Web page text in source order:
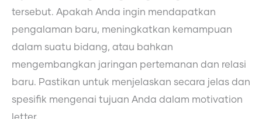
tersebut. Apakah Anda ingin mendapatkan
pengalaman baru, meningkatkan kemampuan
dalam suatu bidang, atau bahkan
mengembangkan jaringan pertemanan dan relasi
baru. Pastikan untuk menjelaskan secara jelas dan
spesifik mengenai tujuan Anda dalam motivation
letter.